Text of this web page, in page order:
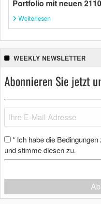
Portfolio mit neuen
Weiterlesen
WEEKLY NEWSLETTER
Abonnieren Sie jetzt
* Ich habe die
und stimme diesen zu.